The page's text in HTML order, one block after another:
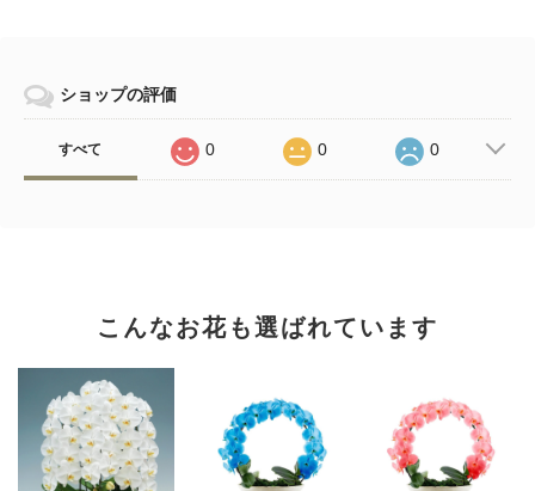
ショップの評価
すべて 0 0 0
こんなお花も選ばれています